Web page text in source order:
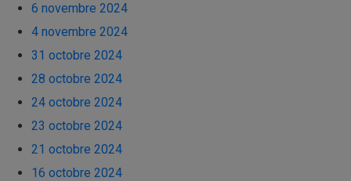
6 novembre 2024
4 novembre 2024
31 octobre 2024
28 octobre 2024
24 octobre 2024
23 octobre 2024
21 octobre 2024
16 octobre 2024